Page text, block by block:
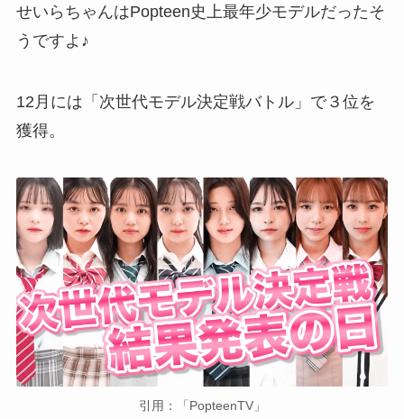
せいらちゃんはPopteen史上最年少モデルだったそ
うですよ♪
12月には「次世代モデル決定戦バトル」で３位を
獲得。
引用：「PopteenTV」